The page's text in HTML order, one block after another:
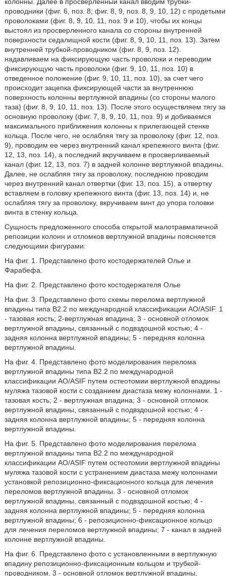
проводники (фиг. 6, поз. 8; фиг. 8, 9, поз. 8, 9, 10, 12) с продетыми
проволоками (фиг. 8, 9, 10, 11, поз. 9 и 10), чтобы их концы
выстоял из просверленного канала со стороны внутренней
поверхности седалищной кости (фиг. 8, 9, 10, 11, поз. 13). Затем
внутренней трубкой-проводником (фиг. 8, 9, поз. 12).
надавливаем на фиксирующую часть проволоки и переводим
фиксирующую часть проволоки (фиг. 9, 10, 11, поз. 10) в
отведенное положение (фиг. 9, 10, 11, поз. 10), за счет чего
происходит зацепка фиксирующей части за внутреннюю
поверхность колонны вертлужной впадины (со стороны малого
таза) (фиг. 8, 9, 10, 11, поз. 13). После этого осуществляем тягу за
основную проволоку (фиг. 7, 8, 9, 10, 11, поз. 9) и добиваемся
максимального приближения колонны к прилегающей стенке
кольца. После чего, не ослабляя тягу за проволоку (фиг. 12, поз.
9), проводим ее через внутренний канал крепежного винта (фиг.
12, 13, поз. 14), а последний вкручиваем в просверливаемый
канал (фиг. 12, 13, поз. 7) в задней колонне вертлужной впадины.
Далее, не ослабляя тягу за проволоку, последнюю проводим
через внутренний канал отвертки (фиг. 13, поз. 15), а отвертку
вставляем в головку крепежного винта (фиг. 13, поз. 14) и, не
ослабляя тягу за проволоку, вкручиваем винт до упора головки
винта в стенку кольца.
Сущность предложенного способа открытой малотравматичной
репозиции колонн и отломков вертлужной впадины поясняется
следующими фигурами:
На фиг. 1. Представлено фото костодержателей Олье и
Фарабефа.
На фиг. 2. Представлено фото костодержателя Олье
На фиг. 3. Представлено фото схемы перелома вертлужной
впадины типа В2.2 по международной классификации AO/ASIF. 1
- тазовая кость; 2-вертлужная впадина; 3 - основной отломок
вертлужной впадины, связанный с подвздошной костью; 4 -
задняя колонна вертлужной впадины; 5 - передняя колонна
вертлужной впадины.
На фиг. 4. Представлено фото моделирования перелома
вертлужной впадины типа В2.2 по международной
классификации AO/ASIF путем остеотомии вертлужной впадины
муляжа тазовой кости с созданием диастаза межу колоннами. 1 -
тазовая кость; 2 - вертлужная впадина; 3 - основной отломок
вертлужной впадины, связанный с подвздошной костью; 4 -
задняя колонна вертлужной впадины; 5 - передняя колонна
вертлужной впадины.
На фиг. 5. Представлено фото моделирования перелома
вертлужной впадины типа В2.2 по международной
классификации AO/ASIF путем остеотомии вертлужной впадины
муляжа тазовой кости с устранением диастаза межу колоннами
установкой репозиционно-фиксационного кольца для лечения
переломов вертлужной впадины. 3 - основной отломок
вертлужной впадины, связанный с подвздошной костью; 4 -
задняя колонна вертлужной впадины; 5 - передняя колонна
вертлужной впадины; 6 - репозиционно-фиксационное кольцо
для лечения переломов вертлужной впадины; 7 - канал в задней
колонне вертлужной впадины.
На фиг. 6. Представлено фото с установленными в вертлужную
впадину репозиционно-фиксационным кольцом и трубкой-
проводником. 3 - основной отломок вертлужной впадины,